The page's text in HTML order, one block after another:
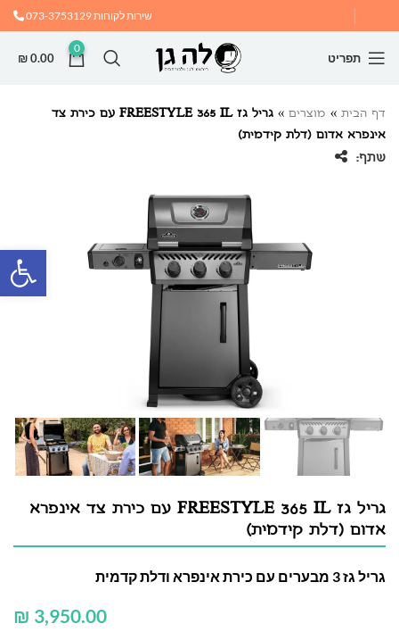
שירות לקוחות073-3753129
תפריט
0
₪0.00
דף הבית » מוצרים »
גריל גז FREESTYLE 365 IL עם כירת צד
אינפרא אדום (דלת קידמית)
שתף:
גריל גז FREESTYLE 365 IL עם כירת צד אינפרא
אדום (דלת קידמית)
גריל גז 3 מבערים עם כירת אינפרא ודלת קדמית
₪